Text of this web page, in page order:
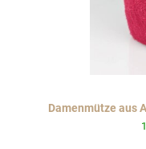
Damenmütze aus